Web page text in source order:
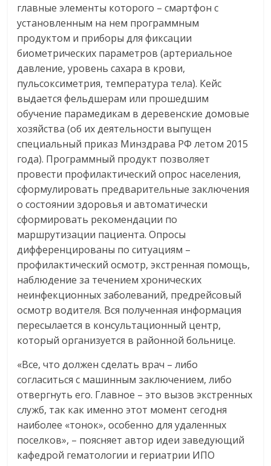
главные элементы которого – смартфон с
установленным на нем программным
продуктом и приборы для фиксации
биометрических параметров (артериальное
давление, уровень сахара в крови,
пульсоксиметрия, температура тела). Кейс
выдается фельдшерам или прошедшим
обучение парамедикам в деревенские домовые
хозяйства (об их деятельности выпущен
специальный приказ Минздрава РФ летом 2015
года). Программный продукт позволяет
провести профилактический опрос населения,
сформулировать предварительные заключения
о состоянии здоровья и автоматически
сформировать рекомендации по
маршрутизации пациента. Опросы
дифференцированы по ситуациям –
профилактический осмотр, экстренная помощь,
наблюдение за течением хронических
неинфекционных заболеваний, предрейсовый
осмотр водителя. Вся полученная информация
пересылается в консультационный центр,
который организуется в районной больнице.
«Все, что должен сделать врач – либо
согласиться с машинным заключением, либо
отвергнуть его. Главное – это вызов экстренных
служб, так как именно этот момент сегодня
наиболее «тонок», особенно для удаленных
поселков», – поясняет автор идеи заведующий
кафедрой гематологии и гериатрии ИПО